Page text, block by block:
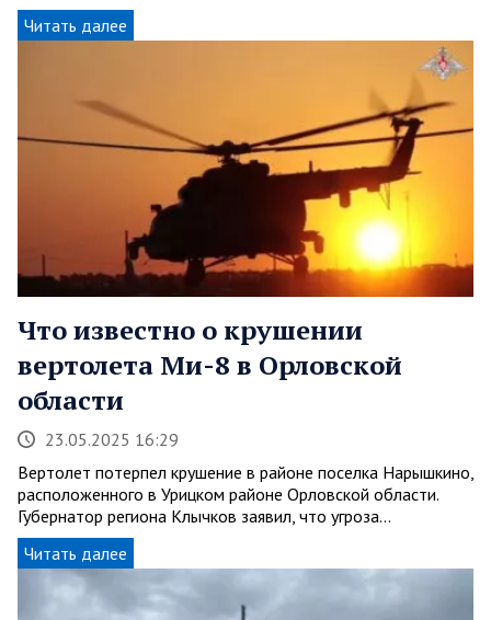
Читать далее
Что известно о крушении
вертолета Ми-8 в Орловской
области
23.05.2025 16:29
Вертолет потерпел крушение в районе поселка Нарышкино,
расположенного в Урицком районе Орловской области.
Губернатор региона Клычков заявил, что угроза…
Читать далее